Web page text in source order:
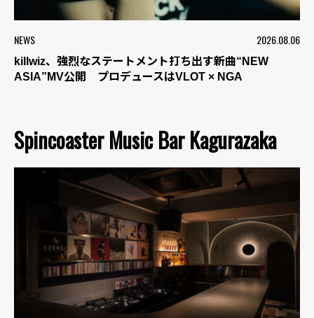
NEWS 2026.08.06
killwiz、強烈なステートメント打ち出す新曲“NEW
ASIA”MV公開 プロデュースはVLOT × NGA
Spincoaster Music Bar Kagurazaka